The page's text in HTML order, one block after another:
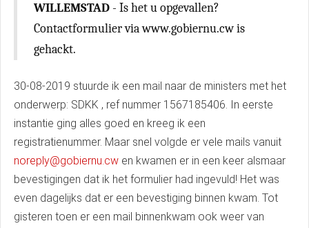
WILLEMSTAD - Is het u opgevallen?
Contactformulier via www.gobiernu.cw is
gehackt.
30-08-2019 stuurde ik een mail naar de ministers met het
onderwerp: SDKK , ref nummer 1567185406. In eerste
instantie ging alles goed en kreeg ik een
registratienummer. Maar snel volgde er vele mails vanuit
noreply@gobiernu.cw en kwamen er in een keer alsmaar
bevestigingen dat ik het formulier had ingevuld! Het was
even dagelijks dat er een bevestiging binnen kwam. Tot
gisteren toen er een mail binnenkwam ook weer van